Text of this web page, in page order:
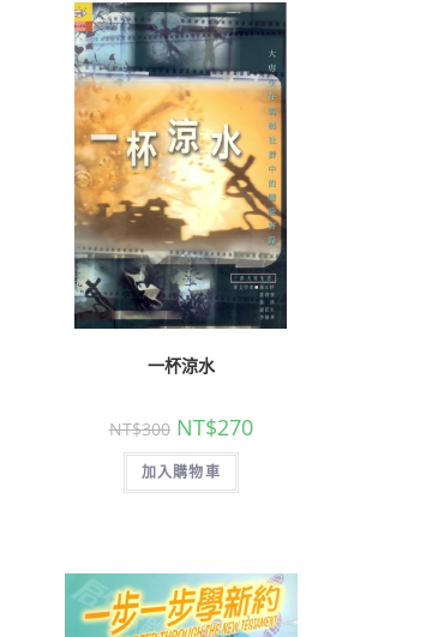
一杯涼水
NT$300 NT$270
加入購物車